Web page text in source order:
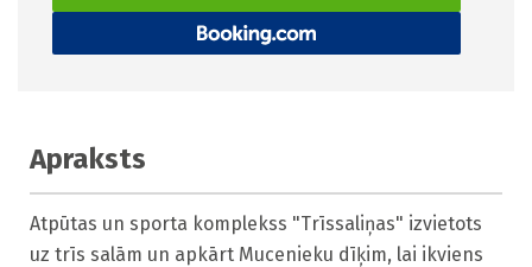
Apraksts
Atpūtas un sporta komplekss "Trīssaliņas" izvietots
uz trīs salām un apkārt Mucenieku dīķim, lai ikviens